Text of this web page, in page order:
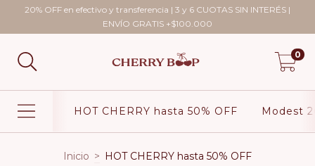
20% OFF en efectivo y transferencia | 3 y 6 CUOTAS SIN INTERÉS |
ENVÍO GRATIS +$100.000
0
HOT CHERRY hasta 50% OFF Modest
Inicio > HOT CHERRY hasta 50% OFF